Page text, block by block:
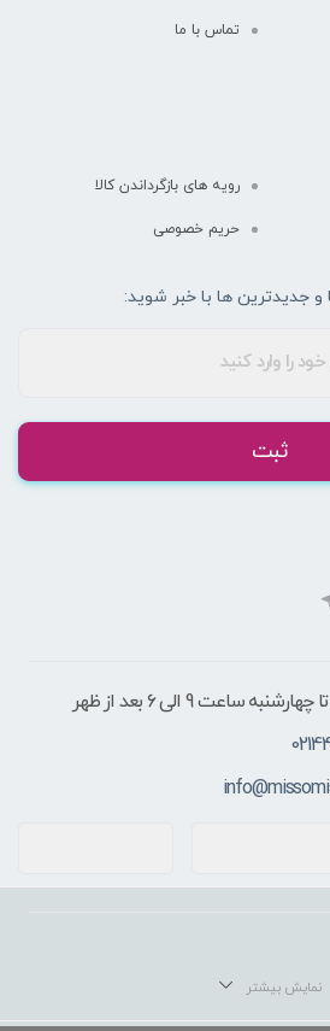
تماس با ما
رویه های بازگرداندن کالا
حریم خصوصی
جدیدترین ها با خبر شوید:
ثبت
ساعت 9 الی ۶ بعد از ظهر